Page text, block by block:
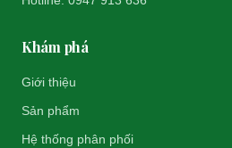
Khám phá
Giới thiệu
Sản phẩm
Hệ thống phân phối